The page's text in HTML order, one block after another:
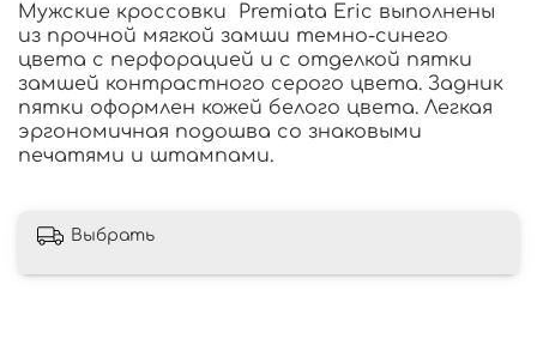
Мужские кроссовки Premiata Eric выполнены
из прочной мягкой замши темно-синего
цвета с перфорацией и с отделкой пятки
замшей контрастного серого цвета. Задник
пятки оформлен кожей белого цвета. Легкая
эргономичная подошва со знаковыми
печатями и штампами.
Выбрать